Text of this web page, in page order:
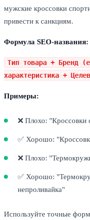
мужские кроссовки
привести к санкциям.
Формула SEO-названия:
Тип товара + Бренд
характеристика +
Примеры:
❌ Плохо: "Кроссовки
✅ Хорошо:
❌ Плохо:
✅ Хорошо:
непроливайка"
Используйте точные